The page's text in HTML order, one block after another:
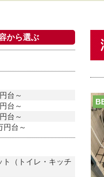
から選ぶ
台～
台～
台～
円台～
ト（トイレ・キッチ